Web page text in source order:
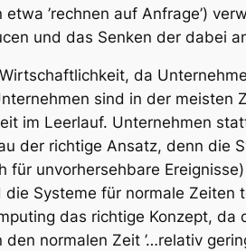
’rechnen auf Anfrage’)
und das Senken der dabei
da
sind in der meisten
im Leerlauf. Unternehmen
der richtige Ansatz, denn die
für unvorhersehbare
Systeme für normale
das richtige Konzept,
normalen Zeit ’…relativ